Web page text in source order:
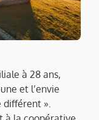
à 28 ans,
et l’envie
».